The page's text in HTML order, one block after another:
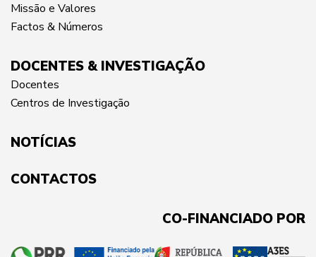
Missão e Valores
Factos & Números
DOCENTES & INVESTIGAÇÃO
Docentes
Centros de Investigação
NOTÍCIAS
CONTACTOS
CO-FINANCIADO POR